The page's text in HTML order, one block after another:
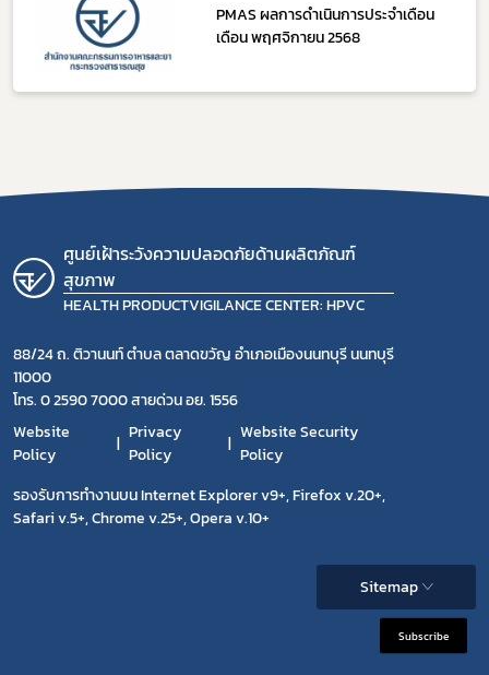
PMAS ผลการดำเนินการประจำเดือน
เดือน พฤศจิกายน 2568
ศูนย์เฝ้าระวังความปลอดภัยด้านผลิตภัณฑ์
สุขภาพ
HEALTH PRODUCTVIGILANCE CENTER: HPVC
88/24 ถ. ติวานนท์ ตำบล ตลาดขวัญ อำเภอเมืองนนทบุรี นนทบุรี
11000
โทร. 0 2590 7000 สายด่วน อย. 1556
Website
Policy
Privacy
Policy
Website Security
Policy
รองรับการทำงานบน Internet Explorer v9+, Firefox v.20+,
Safari v.5+, Chrome v.25+, Opera v.10+
Sitemap
Subscribe